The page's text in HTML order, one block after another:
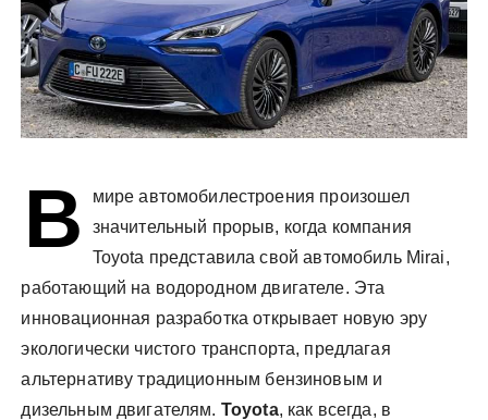
В
мире автомобилестроения произошел
значительный прорыв, когда компания
Toyota представила свой автомобиль Mirai,
работающий на водородном двигателе. Эта
инновационная разработка открывает новую эру
экологически чистого транспорта, предлагая
альтернативу традиционным бензиновым и
дизельным двигателям. Toyota, как всегда, в